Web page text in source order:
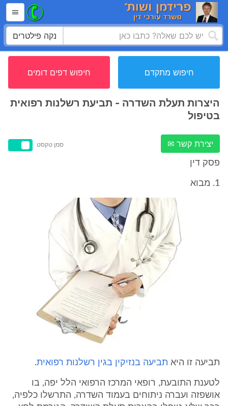
נקה פילטרים
חיפוש מתקדם חיפוש דפים דומים
היצרות תעלת השדרה - תביעת רשלנות רפואית
בטיפול
יצירת קשר ✉ סמן טקסט
פסק דין
1. מבוא
תביעה זו היא תביעה בנזיקין בגין רשלנות רפואית.
לטענת התובעת, רופאי המרכז הרפואי הלל יפה, בו
אושפזה ועברה ניתוחים בעמוד השדרה, התרשלו כלפיה,